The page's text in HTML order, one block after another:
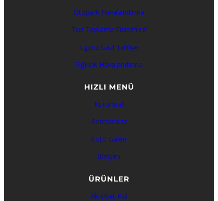
Otopark Havalandırma
Toz Toplama Sistemleri
Egzoz Gazı Tahliye
Sığınak Havalandırma
HIZLI MENÜ
Kurumsal
Referanslar
Foto Galeri
İletişim
ÜRÜNLER
Akrobat Kol